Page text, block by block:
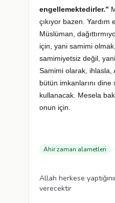
engellemektedirler.”
çıkıyor bazen.
Müslüman,
için, yani samimi
samimiyetsiz değil,
Samimi olarak, ihlasla,
bütün imkanlarını
kullanacak. Mesela
onun için.
Ahir zaman alametleri
Allah herkese
verecektir